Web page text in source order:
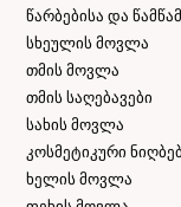
წარბებისა და
სხეულის მოვლა
თმის მოვლა
თმის საღებავები
სახის მოვლა
კოსმეტიკური
ხელის მოვლა